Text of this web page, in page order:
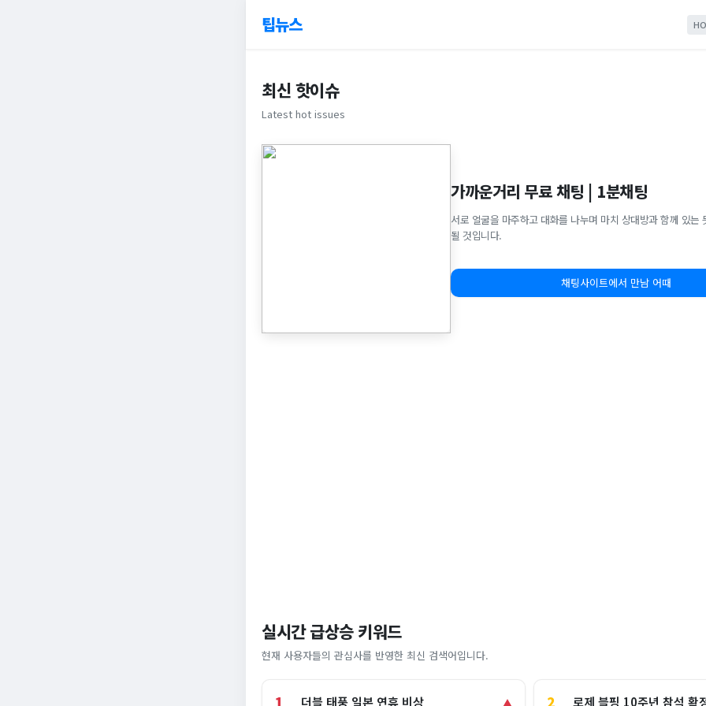
팁뉴스
최신 핫이슈
Latest hot issues
가까운거리 무료 채팅 | 1분채팅
서로 얼굴을 마주하고 대화를 나누며 마치 상대방과 함께 있는
될 것입니다.
채팅사이트에서 만남 어때
실시간 급상승 키워드
현재 사용자들의 관심사를 반영한 최신 검색어입니다.
더블 태풍 일본 연휴 비상 ▲ 2 로제 블핑 10주년 참석 확